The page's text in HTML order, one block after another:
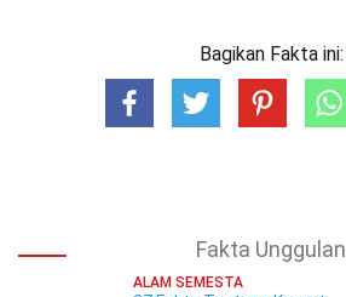
Bagikan Fakta ini:
Fakta Unggulan
ALAM SEMESTA